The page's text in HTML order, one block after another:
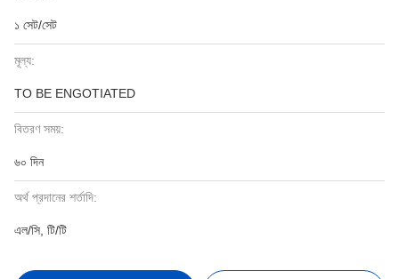
১ সেট/সেট
মূল্য:
TO BE ENGOTIATED
বিতরণ সময়:
৬০ দিন
অর্থ প্রদানের শর্তাদি:
এল/সি, টি/টি